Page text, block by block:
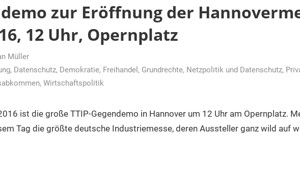
zur Eröffnung der
12 Uhr, Opernplatz
Müller
, Datenschutz, Demokratie, Freihandel , Grundrechte, Netzpolitik und Datenschutz,
, Wirtschaftspolitik
ist die große TTIP-Gegendemo in Hannover um 12 Uhr am Opernplatz.
Tag die größte deutsche Industriemesse, deren Aussteller ganz wild auf